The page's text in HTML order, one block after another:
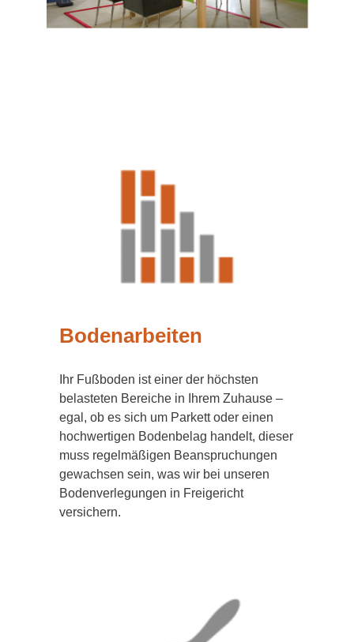
Bodenarbeiten
Ihr Fußboden ist einer der höchsten
belasteten Bereiche in Ihrem Zuhause –
egal, ob es sich um Parkett oder einen
hochwertigen Bodenbelag handelt, dieser
muss regelmäßigen Beanspruchungen
gewachsen sein, was wir bei unseren
Bodenverlegungen in Freigericht
versichern.